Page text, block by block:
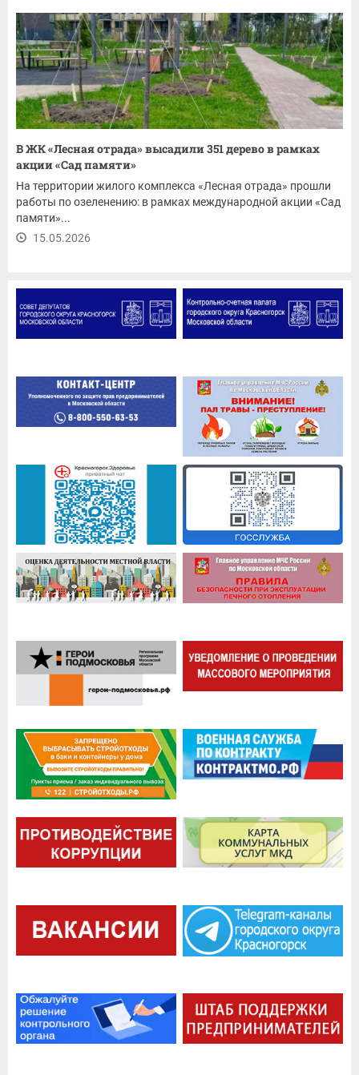
В ЖК «Лесная отрада» высадили 351 дерево в рамках
акции «Сад памяти»
На территории жилого комплекса «Лесная отрада» прошли
работы по озеленению: в рамках международной акции «Сад
памяти»...
15.05.2026